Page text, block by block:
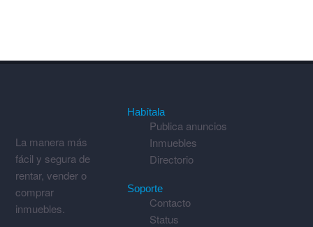
La manera más
fácil y segura de
rentar, vender o
comprar
inmuebles.
Habítala
Publica anuncios
Inmuebles
Directorio
Soporte
Contacto
Status